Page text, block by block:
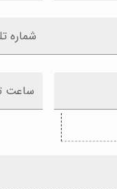
شماره
ساعت